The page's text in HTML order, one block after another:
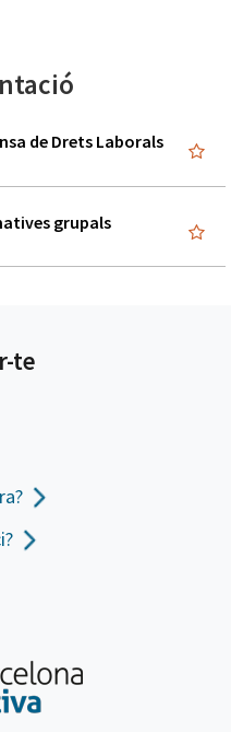
de Drets Laborals
grupals
te